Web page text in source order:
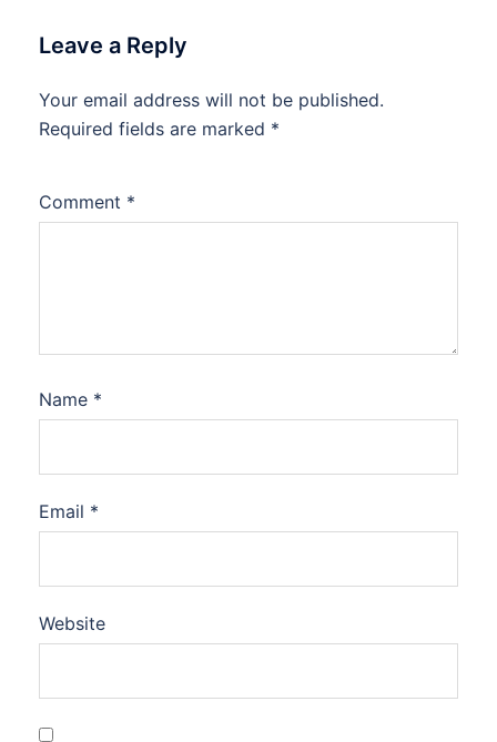
Leave a Reply
Your email address will not be published.
Required fields are marked *
Comment *
Name *
Email *
Website